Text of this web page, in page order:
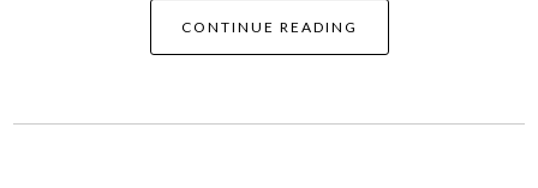
CONTINUE READING